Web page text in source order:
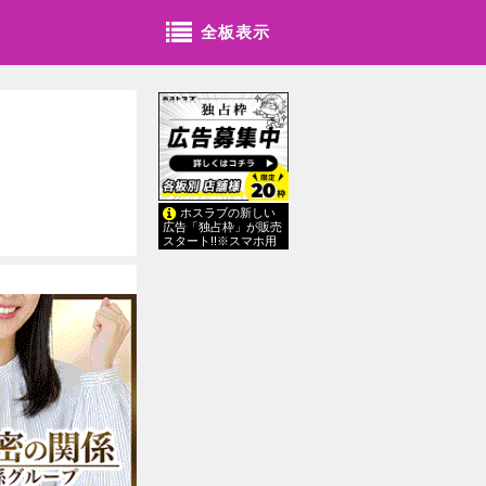
全板表示
ホスラブの新しい
広告「独占枠」が販売
スタート!!※スマホ用